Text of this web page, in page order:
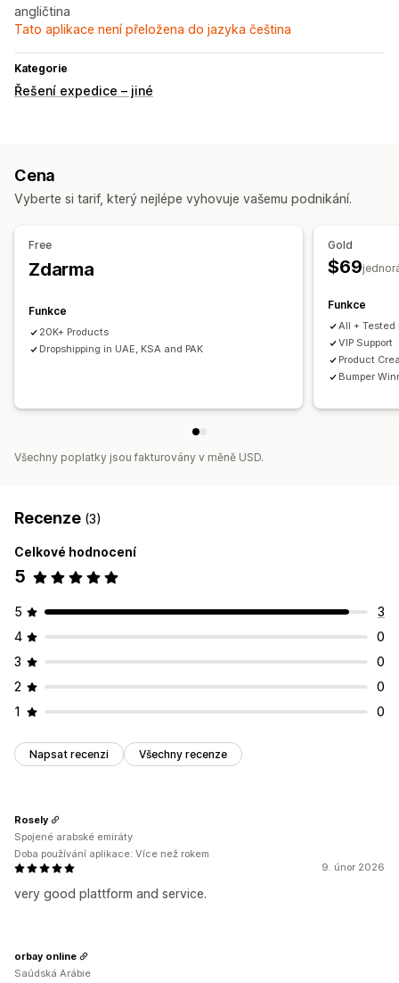
angličtina
Tato aplikace není přeložena do jazyka čeština
Kategorie
Řešení expedice – jiné
Cena
Vyberte si tarif, který nejlépe vyhovuje vašemu podnikání.
Free
Zdarma
Funkce
20K+ Products
Dropshipping in UAE, KSA and PAK
Gold
$69
Funkce
All + Tested
VIP Support
Product
Bumper
Všechny poplatky jsou fakturovány v měně USD.
Recenze (3)
Celkové hodnocení
5
5
3
4
0
3
0
2
0
1
0
Napsat recenzi Všechny recenze
9. únor 2026
very good plattform and service.
Rosely
Spojené arabské emiráty
Doba používání aplikace: Více než rokem
orbay online
Saúdská Arábie